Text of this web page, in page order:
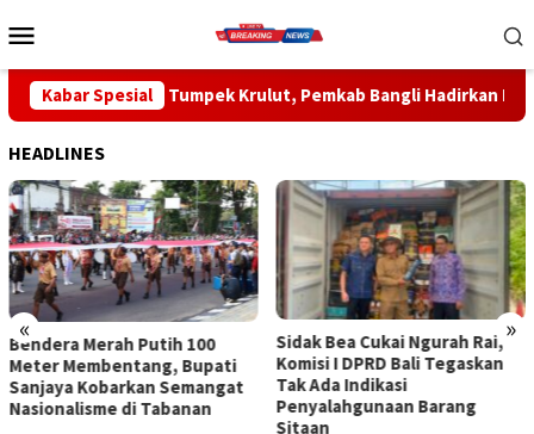
ke
Mobile
Kabar Spesial
Krulut, Pemkab Bangli Hadirkan Pengobatan Gratis di
HEADLINES
« »
Sidak Bea Cukai Ngurah Rai,
Komisi I DPRD Bali Tegaskan
Tak Ada Indikasi
Penyalahgunaan Barang
Rahina Tumpek Krulut,
Pemkab Bangli Hadirkan
Pengobatan Gratis di Empat
Kecamatan Wujudkan
Pelayanan Kesehatan